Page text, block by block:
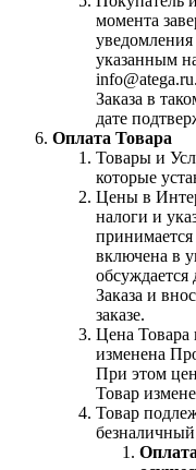
момента
указанным
Заказа в
дате
Оплата Товара
Товары и
которые
Цены в
налоги и
включена в
Заказа и
заказе.
Цена Товара
изменена
При этом
Товар
Товар
безналичный